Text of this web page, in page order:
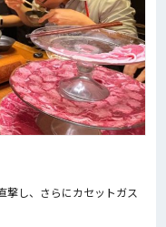
撃し、さらにカセットガス